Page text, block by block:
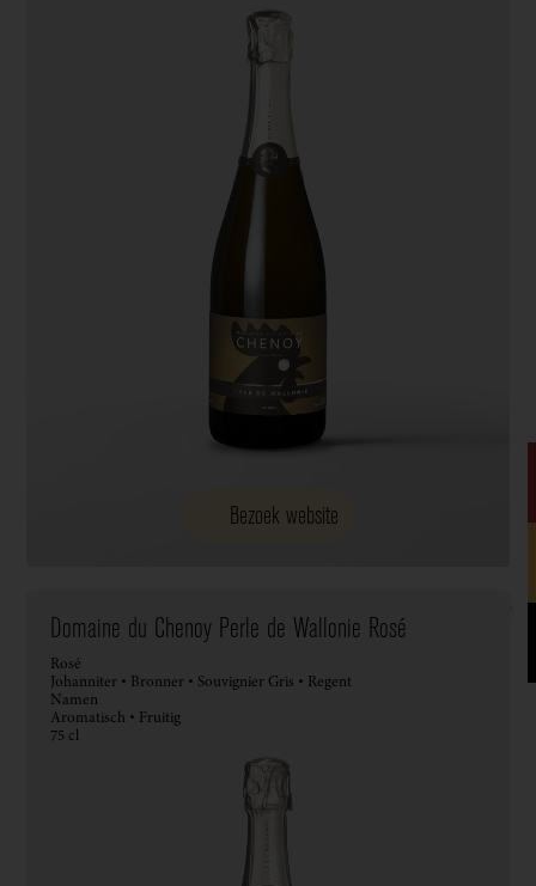
Bezoek website
Domaine du Chenoy Perle de Wallonie Rosé
Rosé
Johanniter • Bronner • Souvignier Gris • Regent
Namen
Aromatisch • Fruitig
75 cl